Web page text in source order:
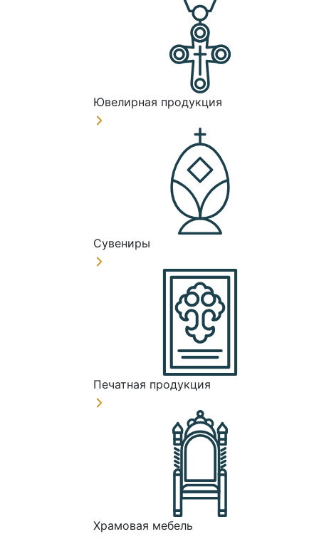
Ювелирная продукция
Сувениры
Печатная продукция
Храмовая мебель